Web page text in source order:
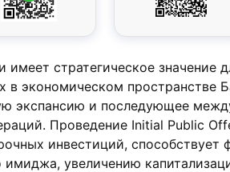
имеет стратегическое значение
экономическом пространстве
экспансию и последующее
Проведение Initial Public
инвестиций,
имиджа, увеличению